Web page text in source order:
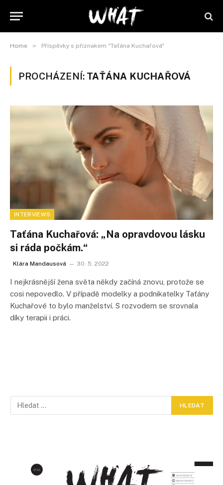
Home » Příspěvky s příznakem "Taťána Kuchařová"
PROCHÁZENÍ: TAŤÁNA KUCHAŘOVÁ
INTERVIEWS
Taťána Kuchařová: „Na opravdovou lásku
si ráda počkám.“
Klára Mandausová 30. 5. 2022
I nejkrásnější žena světa někdy začíná znovu, protože se
cosi nepovedlo. V případě modelky a podnikatelky Taťány
Kuchařové to bylo manželství. S rozvodem se srovnala
díky terapii i práci.